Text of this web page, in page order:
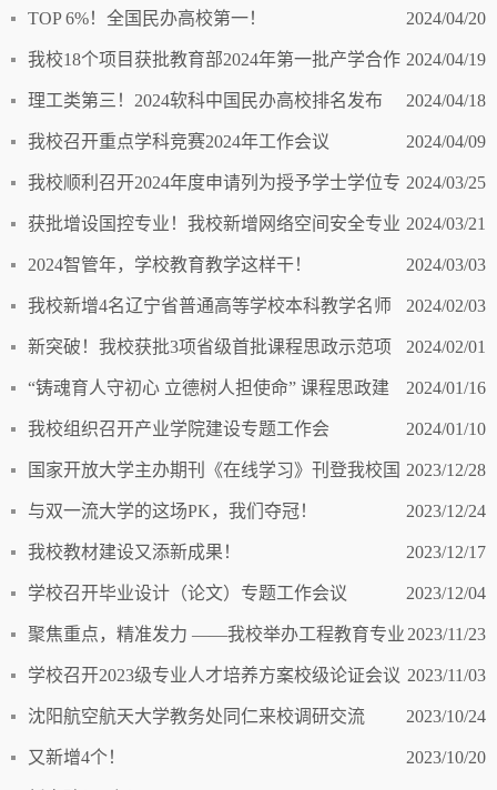
2024/04/20
TOP 6%！全国民办高校第一！
2024/04/19
我校18个项目获批教育部2024年第一批产学合作
协同育人项目立项
2024/04/18
理工类第三！2024软科中国民办高校排名发布
2024/04/09
我校召开重点学科竞赛2024年工作会议
2024/03/25
我校顺利召开2024年度申请列为授予学士学位专
业评审工作会议
2024/03/21
获批增设国控专业！我校新增网络空间安全专业
2024/03/03
2024智管年，学校教育教学这样干！
2024/02/03
我校新增4名辽宁省普通高等学校本科教学名师
2024/02/01
新突破！我校获批3项省级首批课程思政示范项
目
2024/01/16
“铸魂育人守初心 立德树人担使命” 课程思政建
设成果分享交流会
2024/01/10
我校组织召开产业学院建设专题工作会
2023/12/28
国家开放大学主办期刊《在线学习》刊登我校国
家级教学成果奖一等奖案例
2023/12/24
与双一流大学的这场PK，我们夺冠！
2023/12/17
我校教材建设又添新成果！
2023/12/04
学校召开毕业设计（论文）专题工作会议
2023/11/23
聚焦重点，精准发力 ——我校举办工程教育专业
认证系列培训活动
2023/11/03
学校召开2023级专业人才培养方案校级论证会议
2023/10/24
沈阳航空航天大学教务处同仁来校调研交流
2023/10/20
又新增4个！